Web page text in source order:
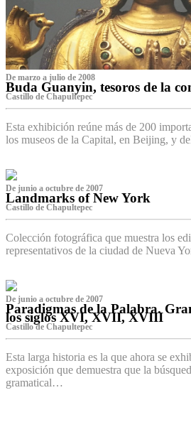
De marzo a julio de 2008
Buda Guanyin, tesoros de la
Castillo de Chapultepec
Esta exhibición reúne más de 200
los museos de la Capital, en Beijing, y
De junio a octubre de 2007
Landmarks of New York
Castillo de Chapultepec
Colección fotográfica que muestra los
representativos de la ciudad de Nueva
De junio a octubre de 2007
Paradigmas de la Palabra.
los siglos XVI, XVII, XVIII
Castillo de Chapultepec
Esta larga historia es la que ahora se
exposición que demuestra que la
gramatical…